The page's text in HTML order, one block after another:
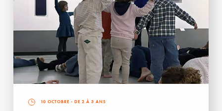
10 OCTOBRE - DE 2 À 3 ANS